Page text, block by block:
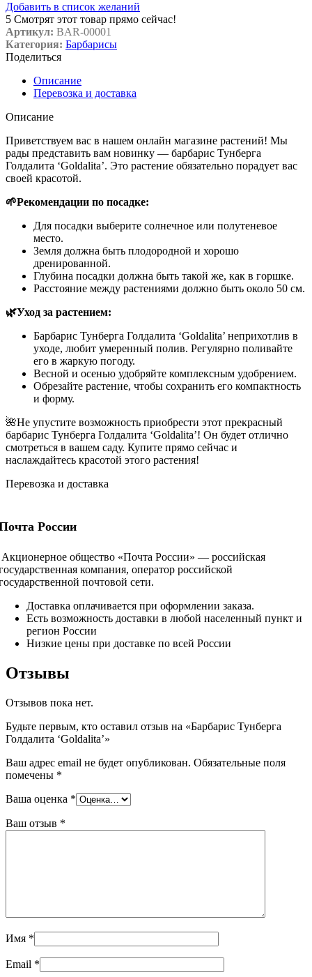
Добавить в список желаний
5 Смотрят этот товар прямо сейчас!
Артикул: BAR-00001
Категория: Барбарисы
Поделиться
Описание
Перевозка и доставка
Описание
Приветствуем вас в нашем онлайн магазине растений! Мы
рады представить вам новинку — барбарис Тунберга
Голдалита ‘Goldalita’. Это растение обязательно порадует вас
своей красотой.
🌱Рекомендации по посадке:
Для посадки выберите солнечное или полутеневое
место.
Земля должна быть плодородной и хорошо
дренированной.
Глубина посадки должна быть такой же, как в горшке.
Расстояние между растениями должно быть около 50 см.
🌿Уход за растением:
Барбарис Тунберга Голдалита ‘Goldalita’ неприхотлив в
уходе, любит умеренный полив. Регулярно поливайте
его в жаркую погоду.
Весной и осенью удобряйте комплексным удобрением.
Обрезайте растение, чтобы сохранить его компактность
и форму.
🌺Не упустите возможность приобрести этот прекрасный
барбарис Тунберга Голдалита ‘Goldalita’! Он будет отлично
смотреться в вашем саду. Купите прямо сейчас и
наслаждайтесь красотой этого растения!
Перевозка и доставка
России
общество «Почта России» — российская
компания, оператор российской
почтовой сети.
Доставка оплачивается при оформлении заказа.
Есть возможность доставки в любой населенный пункт и
регион России
Низкие цены при доставке по всей России
Отзывы
Отзывов пока нет.
Будьте первым, кто оставил отзыв на «Барбарис Тунберга
Голдалита ‘Goldalita’»
Ваш адрес email не будет опубликован. Обязательные поля
помечены *
Ваша оценка *
Ваш отзыв *
Имя *
Email *